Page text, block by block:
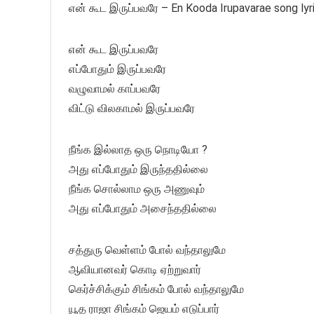
என் கூட இருப்பவரே – En Kooda Irupavarae song
என் கூட இருப்பவரே
எப்போதும் இருப்பவரே
வழுவாமல் காப்பவரே
விட்டு விலகாமல் இருப்பவரே
நீங்க இல்லாத ஒரு நொடியோ ?
அது எப்போதும் இருந்ததில்லை
நீங்க சொல்லாம ஒரு அணுவும்
அது எப்போதும் அசைந்ததில்லை
சத்துரு வெள்ளம் போல் வந்தாலுமே
ஆவியானவர் கொடி ஏற்றுவார்
கெர்ச்சிக்கும் சிங்கம் போல் வந்தாலுமே
யூத ராஜா சிங்கம் ஜெயம் எடுப்பார்